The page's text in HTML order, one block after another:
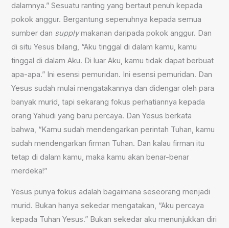
dalamnya.” Sesuatu ranting yang bertaut penuh kepada
pokok anggur. Bergantung sepenuhnya kepada semua
sumber dan supplymakanan daripada pokok anggur. Dan
di situ Yesus bilang, “Aku tinggal di dalam kamu, kamu
tinggal di dalam Aku. Di luar Aku, kamu tidak dapat berbuat
apa-apa.” Ini esensi pemuridan. Ini esensi pemuridan. Dan
Yesus sudah mulai mengatakannya dan didengar oleh para
banyak murid, tapi sekarang fokus perhatiannya kepada
orang Yahudi yang baru percaya. Dan Yesus berkata
bahwa, “Kamu sudah mendengarkan perintah Tuhan, kamu
sudah mendengarkan firman Tuhan. Dan kalau firman itu
tetap di dalam kamu, maka kamu akan benar-benar
merdeka!”
Yesus punya fokus adalah bagaimana seseorang menjadi
murid. Bukan hanya sekedar mengatakan, “Aku percaya
kepada Tuhan Yesus.” Bukan sekedar aku menunjukkan diri